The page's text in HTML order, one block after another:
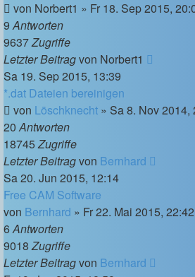
von Norbert1 » Fr 18. Sep 2015,
9Antworten
9637Zugriffe
Letzter Beitragvon Norbert1
Sa 19. Sep 2015, 13:39
*.dat Dateien bereinigen
von Löschknecht » Sa 8. Nov 2014,
20Antworten
18745Zugriffe
Letzter Beitragvon Bernhard
Sa 20. Jun 2015, 12:14
Free CAM Software
von Bernhard » Fr 22. Mai 2015, 22:42
6Antworten
9018Zugriffe
Letzter Beitragvon Bernhard